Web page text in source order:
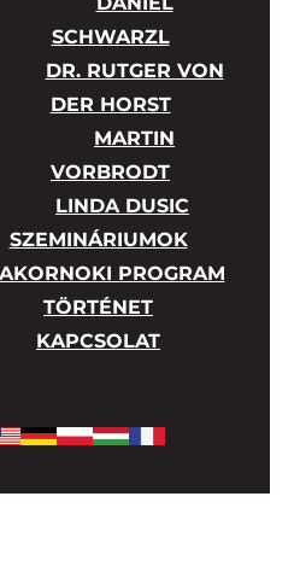
SCHWARZL
DR. RUTGER VON
DER HORST
MARTIN
VORBRODT
LINDA DUSIC
SZEMINÁRIUMOK
PROGRAM
TÖRTÉNET
KAPCSOLAT